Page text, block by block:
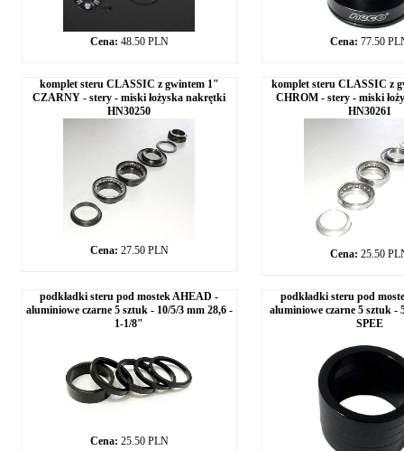
Cena: 48.50 PLN Cena: 77.50
komplet steru CLASSIC z gwintem 1"
CZARNY - stery - miski łożyska nakrętki
HN30250
Cena: 27.50 PLN
komplet steru CLASSIC z
CHROM - stery - miski
HN30261
Cena: 25.50
podkładki steru pod mostek AHEAD -
aluminiowe czarne 5 sztuk - 10/5/3 mm 28,6 -
1-1/8"
Cena: 25.50 PLN
podkładki steru pod
aluminiowe czarne 5 sztuk -
SPEE